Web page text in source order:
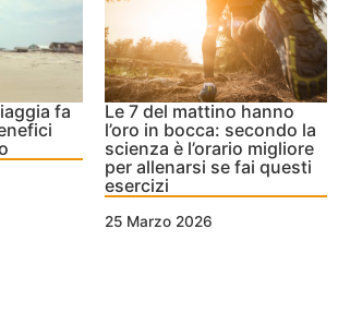
fa
Le 7 del mattino hanno
l’oro in bocca: secondo la
scienza è l’orario migliore
per allenarsi se fai questi
esercizi
25 Marzo 2026